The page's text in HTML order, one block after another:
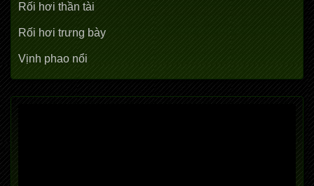
Rối hơi thần tài
Rối hơi trưng bày
Vịnh phao nổi
Trình
chơi
Video